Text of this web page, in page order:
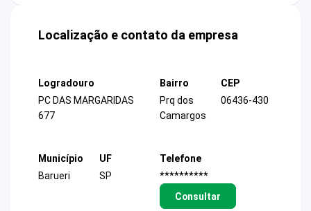
Localização e contato da empresa
Logradouro
PC DAS MARGARIDAS
677
Bairro
Prq dos
Camargos
CEP
06436-430
Município
Barueri
UF
SP
Telefone
**********
Consultar